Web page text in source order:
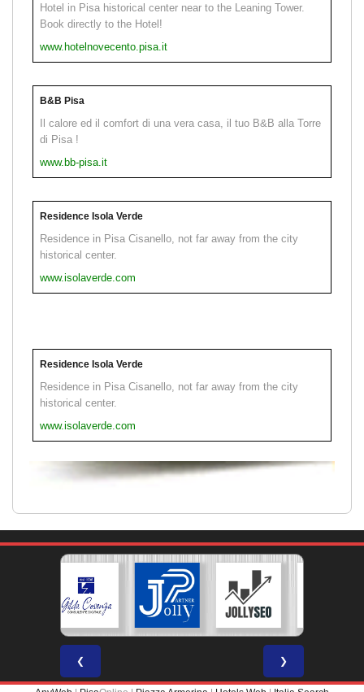
Hotel in Pisa historical center near to the Leaning Tower.
Book directly to the Hotel!
www.hotelnovecento.pisa.it
B&B Pisa
Il calore ed il comfort di una vera casa, il tuo B&B alla Torre
di Pisa !
www.bb-pisa.it
Residence Isola Verde
Residence in Pisa Cisanello, not far away from the city
historical center.
www.isolaverde.com
Residence Isola Verde
Residence in Pisa Cisanello, not far away from the city
historical center.
www.isolaverde.com
❮ ❯